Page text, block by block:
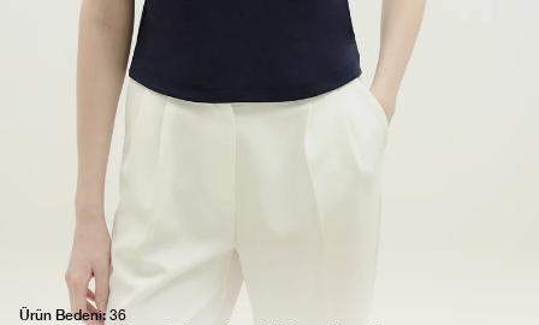
Ürün Bedeni:36